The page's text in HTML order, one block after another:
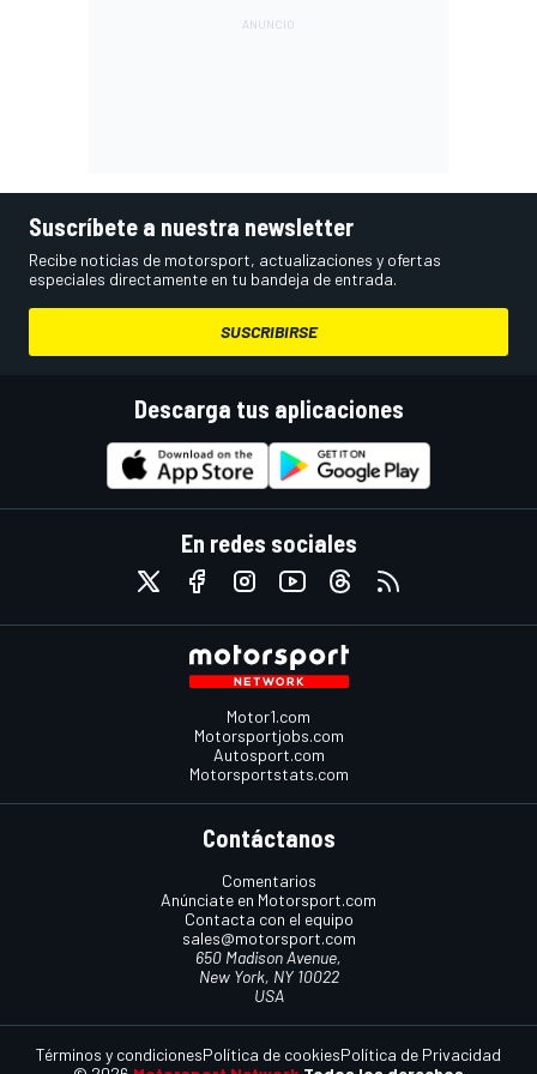
Suscríbete a nuestra newsletter
Recibe noticias de motorsport, actualizaciones y ofertas
especiales directamente en tu bandeja de entrada.
SUSCRIBIRSE
Descarga tus aplicaciones
En redes sociales
Motor1.com
Motorsportjobs.com
Autosport.com
Motorsportstats.com
Contáctanos
Comentarios
Anúnciate en Motorsport.com
Contacta con el equipo
sales@motorsport.com
650 Madison Avenue,
New York, NY 10022
USA
Términos y condicionesPolítica de cookiesPolítica de Privacidad